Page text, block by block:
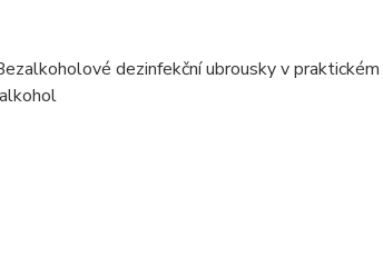
dezinfekční ubrousky v